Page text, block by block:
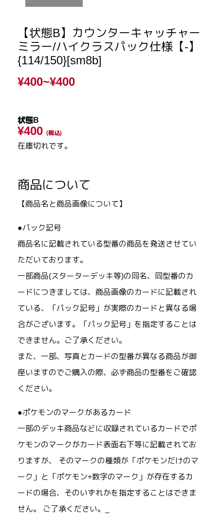
【状態B】カウンターキャッチャー
ミラー/ハイクラスパック仕様【-】
{114/150}[sm8b]
¥400~¥400
状態B
¥400 (税込)
在庫切れです。
商品について
【商品名と商品画像について】
●パック記号
商品名に記載されている型番の商品を発送させてい
ただいております。
一部商品(スターターデッキ等)の同名、同型番のカ
ードにつきましては、商品画像のカードに記載され
ている、「パック記号」が実際のカードと異なる場
合がございます。「パック記号」を指定することは
できません。ご了承ください。
また、一部、写真とカードの型番が異なる商品が御
座いますのでご購入の際、必ず商品の型番をご確認
ください。
●ポケモンのマークがあるカード
一部のデッキ商品などに収録されているカードでポ
ケモンのマークがカード表面右下等に記載されてお
りますが、 そのマークの種類が「ポケモンだけのマ
ーク」と「ポケモン+数字のマーク」が存在するカ
ードの場合、そのいずれかを指定することはできま
せん。 ご了承ください。_